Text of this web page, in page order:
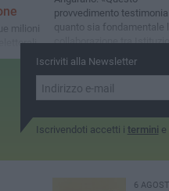
milioni
provvedimento testimonia
quanto sia fondamentale
collaborazione tra
per perseguire il bene dei
Iscriviti alla Newsletter
Iscrivendoti accetti i termini e
6